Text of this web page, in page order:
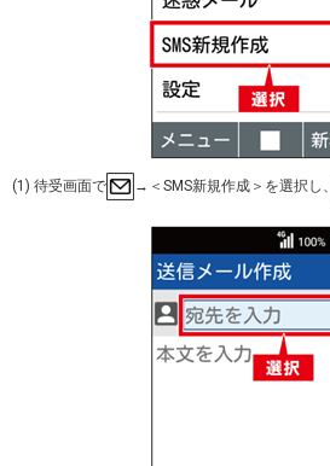
(1) 待受画面で →＜SMS新規作成＞を選択し、